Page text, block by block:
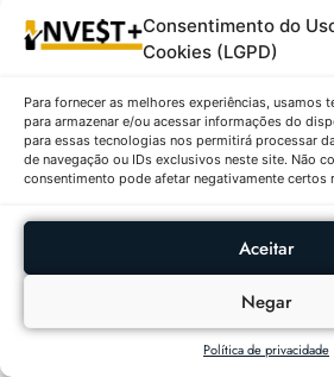
Consentimento do
Cookies (LGPD)
Para fornecer as melhores experiências, usamos
para armazenar e/ou acessar informações do
para essas tecnologias nos permitirá processar
de navegação ou IDs exclusivos neste site. Não
consentimento pode afetar negativamente certos
Aceitar
Negar
Política de privacidade
Kaia, com o código
atualmente cotada em$0,1477
Ovolume de negócios é de
parece ser uma criptomoeda
informação disponível, o que
uma moeda emergente ou
Sem detalhes sobre sua
propósitos específicos, é difícil
análise mais detalhada sobre
4º – Sui (SUI) | $2,90